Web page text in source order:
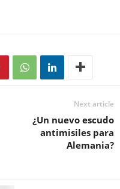
Next article
¿Un nuevo escudo
antimisiles para
Alemania?